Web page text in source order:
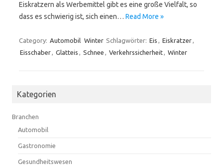
Eiskratzern als Werbemittel gibt es eine große Vielfalt, so
dass es schwierig ist, sich einen… Read More »
Category: Automobil Winter Schlagwörter: Eis , Eiskratzer,
Eisschaber, Glatteis , Schnee , Verkehrssicherheit, Winter
Kategorien
Branchen
Automobil
Gastronomie
Gesundheitswesen